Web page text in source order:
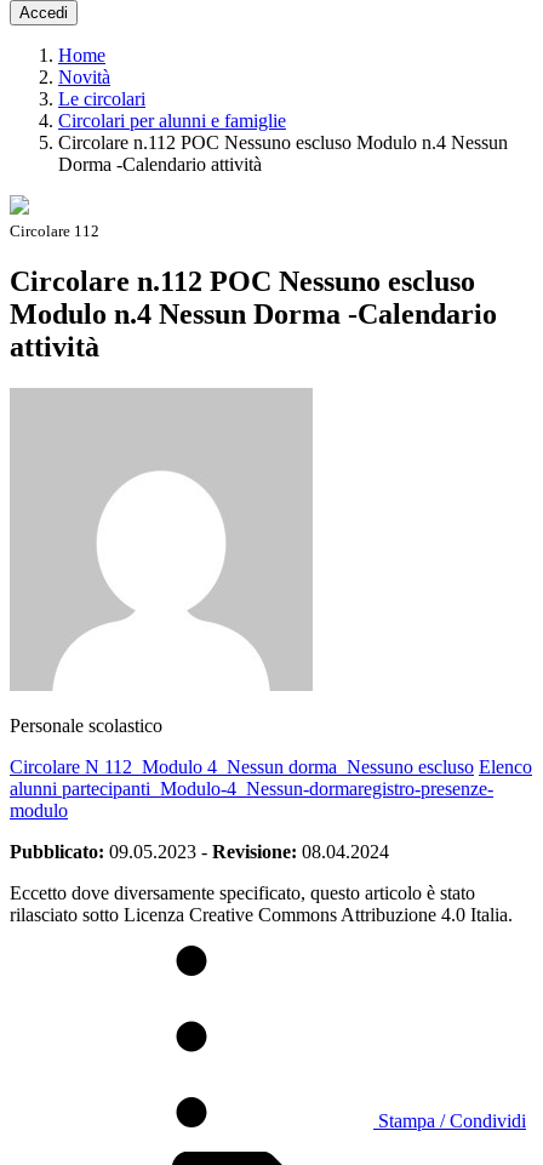
Accedi
Home
Novità
Le circolari
Circolari per alunni e famiglie
Circolare n.112 POC Nessuno escluso Modulo n.4 Nessun
Dorma -Calendario attività
Circolare 112
Circolare n.112 POC Nessuno escluso
Modulo n.4 Nessun Dorma -Calendario
attività
Personale scolastico
Circolare N 112_Modulo 4_Nessun dorma_Nessuno escluso Elenco
alunni partecipanti_Modulo-4_Nessun-dormaregistro-presenze-
modulo
Pubblicato: 09.05.2023 - Revisione: 08.04.2024
Eccetto dove diversamente specificato, questo articolo è stato
rilasciato sotto Licenza Creative Commons Attribuzione 4.0 Italia.
Stampa / Condividi